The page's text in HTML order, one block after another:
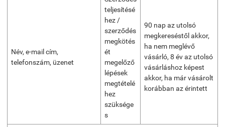
Név, e-mail cím,
telefonszám, üzenet
teljesítésé
hez /
szerződés
megkötés
ét
megelőző
lépések
megtételé
hez
szüksége
s
90 nap az utolsó
megkereséstől akkor,
ha nem meglévő
vásárló, 8 év az utolsó
vásárláshoz képest
akkor, ha már vásárolt
korábban az érintett